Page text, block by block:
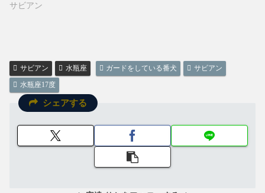
サビアン
サビアン 水瓶座 ガードをしている番犬
サビアン
水瓶座17度
シェアする